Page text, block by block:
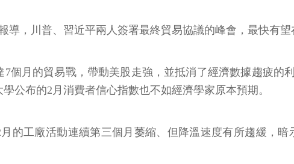
導，川普、習近平兩人簽署最終貿易協議的峰會，最快有望
個月的貿易戰，帶動美股走強，並抵消了經濟數據趨疲
公布的2月消費者信心指數也不如經濟學家原本預期。
的工廠活動連續第三個月萎縮、但降溫速度有所趨緩，